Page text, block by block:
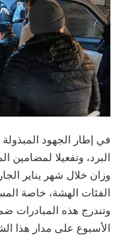
في إطار الجهود
البرد، وتفعيلا لمضامين
وزان خلال شهر يناير
الفئات الهشة، خاصة
وتندرج هذه المبادرات
الأسبوع على مدار هذا